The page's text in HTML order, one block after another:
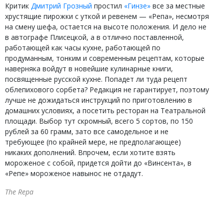
Критик Дмитрий Грозный простил «Гинзе» все за местные
хрустящие пирожки с уткой и ревенем — «Репа», несмотря
на смену шефа, остается на высоте положения. И дело не
в автографе Плисецкой, а в отлично поставленной,
работающей как часы кухне, работающей по
продуманным, тонким и современным рецептам, которые
наверняка войдут в новейшие кулинарные книги,
посвященные русской кухне. Попадет ли туда рецепт
облепихового сорбета? Редакция не гарантирует, поэтому
лучше не дожидаться инструкций по приготовлению в
домашних условиях, а посетить ресторан на Театральной
площади. Выбор тут скромный, всего 5 сортов, по 150
рублей за 60 грамм, зато все самодельное и не
требующее (по крайней мере, не предполагающее)
никаких дополнений. Впрочем, если хотите взять
мороженое с собой, придется дойти до «Винсента», в
«Репе» мороженое навынос не отдадут.
The Repa